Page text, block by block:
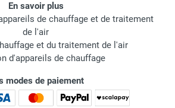
En savoir plus
de chauffage et de traitement
de l'air
et du traitement de l'air
d'appareils de chauffage
modes de paiement